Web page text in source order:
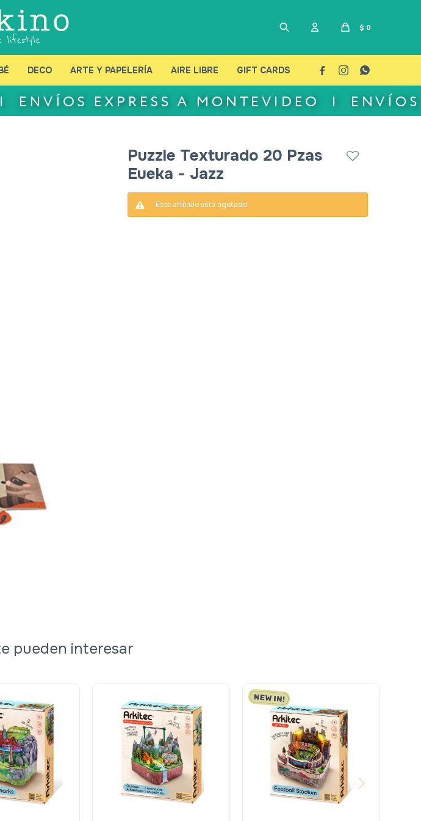
DECO ARTE Y PAPELERÍA AIRE LIBRE GIFT CARDS
$ 0
  
Puzzle Texturado 20 Pzas
Eueka - Jazz
Este artículo está agotado.
pueden interesar